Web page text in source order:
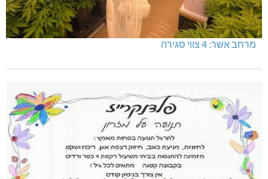
מרחב אשר: 4 צווי סגירה